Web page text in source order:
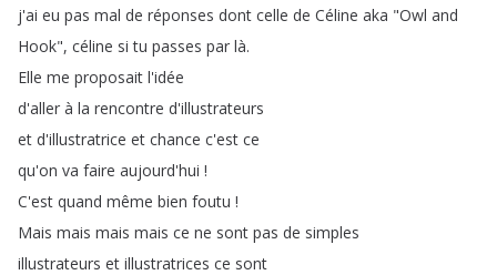
j'ai eu pas mal de réponses dont celle de Céline aka "Owl and
Hook", céline si tu passes par là.
Elle me proposait l'idée
d'aller à la rencontre d'illustrateurs
et d'illustratrice et chance c'est ce
qu'on va faire aujourd'hui !
C'est quand même bien foutu !
Mais mais mais mais ce ne sont pas de simples
illustrateurs et illustratrices ce sont